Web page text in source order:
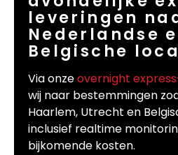
leveringen
Nederlandse
Belgische
Via onzeovernight
wij naar bestemmingen
Haarlem, Utrecht en
inclusief realtime
bijkomende kosten.